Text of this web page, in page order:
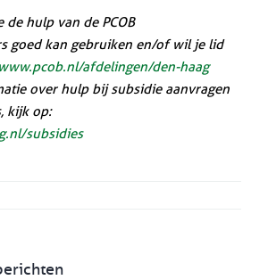
de hulp van de PCOB
goed kan gebruiken en/of wil je lid
www.pcob.nl/afdelingen/den-haag
over hulp bij subsidie aanvragen
kijk op:
subsidies